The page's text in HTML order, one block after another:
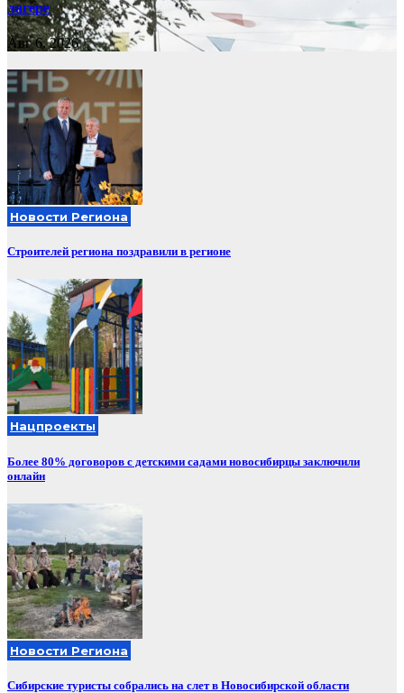
лагере
Авг 6, 2026
Новости Региона
Строителей региона поздравили в регионе
Нацпроекты
Более 80% договоров с детскими садами новосибирцы заключили
онлайн
Новости Региона
Сибирские туристы собрались на слет в Новосибирской области